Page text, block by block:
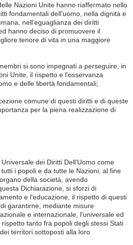
Nazioni Unite hanno riaffermato nello
fondamentali dell'uomo, nella dignità e
nell'eguaglianza dei diritti
hanno deciso di promuovere il
tenore di vita in una maggiore
si sono impegnati a perseguire, in
Unite, il rispetto e l'osservanza
e delle libertà fondamentali;
comune di questi diritti e di queste
per la piena realizzazione di
dei Diritti Dell'Uomo come
i popoli e da tutte le Nazioni, al fine
della società, avendo
Dichiarazione, si sforzi di
e l'educazione, il rispetto di questi
garantirne, mediante misure
e internazionale, l'universale ed
tanto fra popoli degli stessi Stati
territori sottoposti alla loro